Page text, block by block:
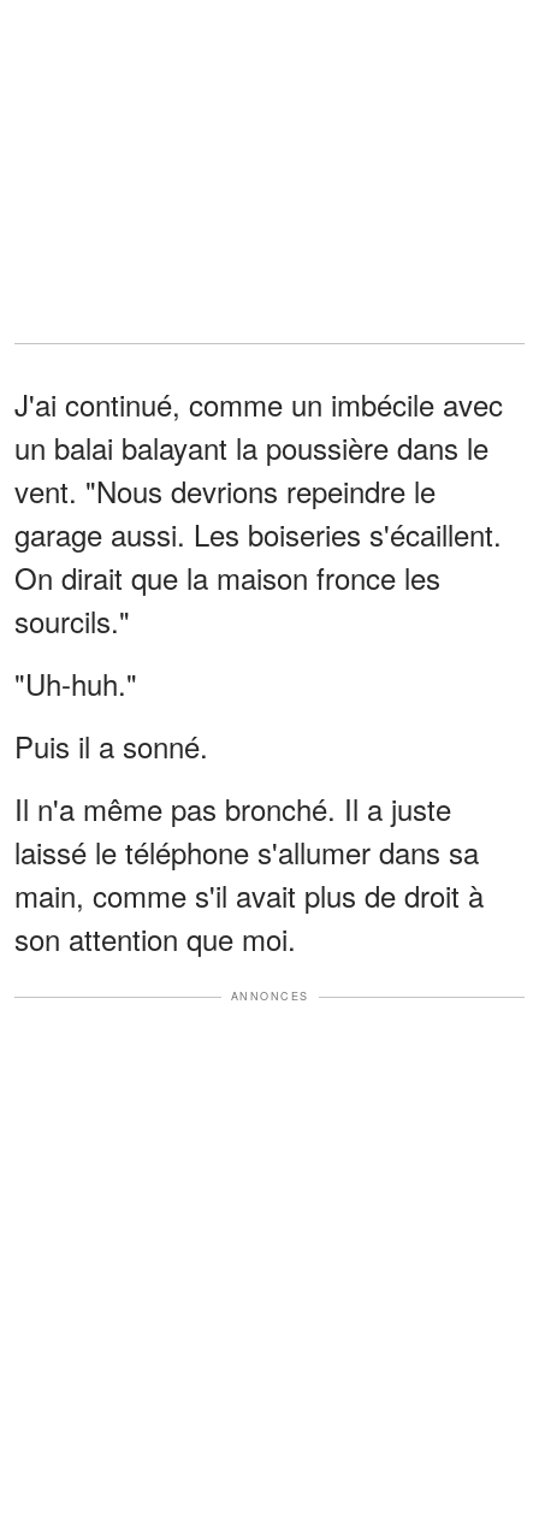
J'ai continué, comme un imbécile avec
un balai balayant la poussière dans le
vent. "Nous devrions repeindre le
garage aussi. Les boiseries s'écaillent.
On dirait que la maison fronce les
sourcils."
"Uh-huh."
Puis il a sonné.
Il n'a même pas bronché. Il a juste
laissé le téléphone s'allumer dans sa
main, comme s'il avait plus de droit à
son attention que moi.
ANNONCES